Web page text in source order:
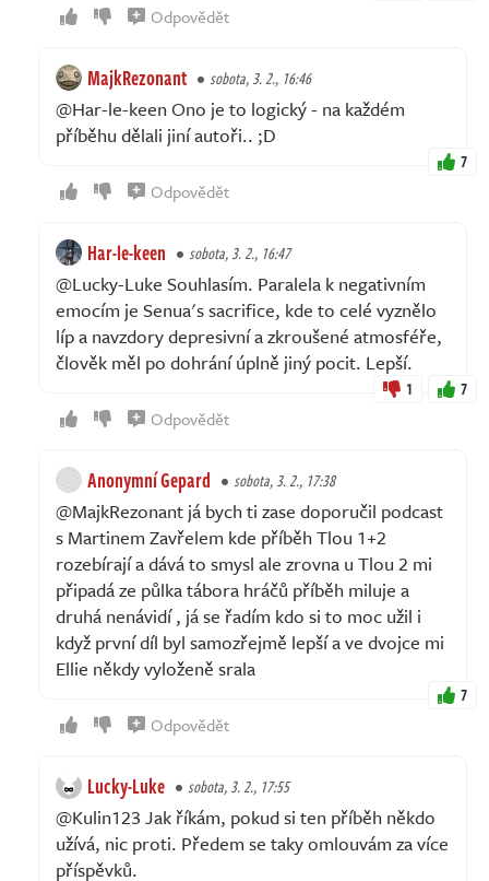
Odpovědět
MajkRezonant sobota, 3. 2., 16:46
@Har-le-keen Ono je to logický - na každém
příběhu dělali jiní autoři.. ;D
7
Odpovědět
Har-le-keen sobota, 3. 2., 16:47
@Lucky-Luke Souhlasím. Paralela k negativním
emocím je Senua's sacrifice, kde to celé vyznělo
líp a navzdory depresivní a zkroušené atmosféře,
člověk měl po dohrání úplně jiný pocit. Lepší.
1 7
Odpovědět
Anonymní Gepard sobota, 3. 2., 17:38
@MajkRezonant já bych ti zase doporučil podcast
s Martinem Zavřelem kde příběh Tlou 1+2
rozebírají a dává to smysl ale zrovna u Tlou 2 mi
připadá ze půlka tábora hráčů příběh miluje a
druhá nenávidí , já se řadím kdo si to moc užil i
když první díl byl samozřejmě lepší a ve dvojce mi
Ellie někdy vyloženě srala
7
Odpovědět
Lucky-Luke sobota, 3. 2., 17:55
@Kulin123 Jak říkám, pokud si ten příběh někdo
užívá, nic proti. Předem se taky omlouvám za více
příspěvků.